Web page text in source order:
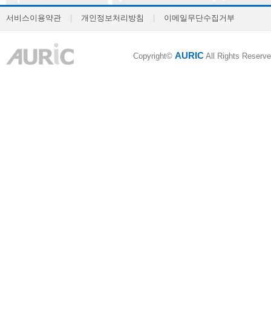
서비스이용약관 개인정보처리방침 이메일무단수집거부
Copyright© AURIC All Rights